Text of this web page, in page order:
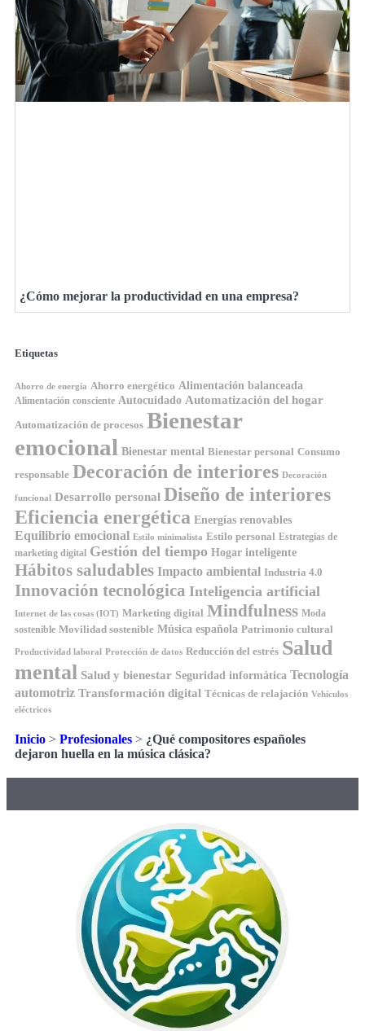
¿Cómo mejorar la productividad en una empresa?
Etiquetas
Ahorro de energía Ahorro energético Alimentación balanceada
Alimentación consciente Autocuidado Automatización del hogar
Automatización de procesos Bienestar
emocional Bienestar mental Bienestar personal Consumo
responsable Decoración de interiores Decoración
funcional Desarrollo personal Diseño de interiores
Eficiencia energética Energías renovables
Equilibrio emocional Estilo minimalista Estilo personal Estrategias de
marketing digital Gestión del tiempo Hogar inteligente
Hábitos saludables Impacto ambiental Industria 4.0
Innovación tecnológica Inteligencia artificial
Internet de las cosas (IOT) Marketing digital Mindfulness Moda
sostenible Movilidad sostenible Música española Patrimonio cultural
Productividad laboral Protección de datos Reducción del estrés Salud
mental Salud y bienestar Seguridad informática Tecnología
automotriz Transformación digital Técnicas de relajación Vehículos
eléctricos
Inicio > Profesionales > ¿Qué compositores españoles
dejaron huella en la música clásica?